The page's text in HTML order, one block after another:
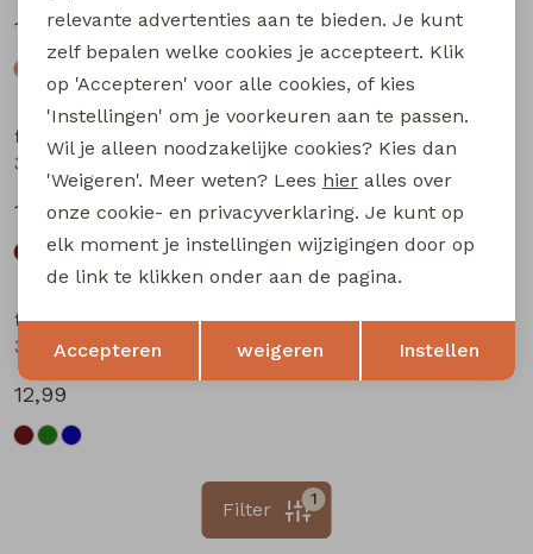
12,99
12,99
flinq newborn
3312201 W20304 baby jongens lange broek Bruin
12,99
flinq newborn
12,99
flinq newborn
3312201 W20304 baby jongens lange broek Marine
12,99
1
Filter
Terug Opslaan
relevante advertenties aan te bieden. Je kunt
zelf bepalen welke cookies je accepteert. Klik
op 'Accepteren' voor alle cookies, of kies
'Instellingen' om je voorkeuren aan te passen.
Wil je alleen noodzakelijke cookies? Kies dan
'Weigeren'. Meer weten? Lees hier alles over
onze cookie- en privacyverklaring. Je kunt op
elk moment je instellingen wijzigingen door op
de link te klikken onder aan de pagina.
Accepteren weigeren Instellen